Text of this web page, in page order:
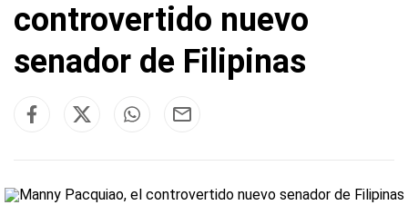
controvertido nuevo
senador de Filipinas